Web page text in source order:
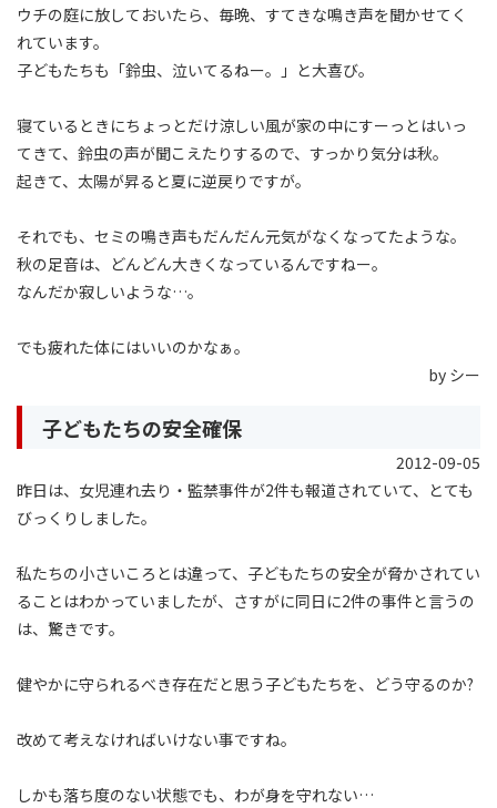
ウチの庭に放しておいたら、毎晩、すてきな鳴き声を聞かせてく
れています。
子どもたちも「鈴虫、泣いてるねー。」と大喜び。
寝ているときにちょっとだけ涼しい風が家の中にすーっとはいっ
てきて、鈴虫の声が聞こえたりするので、すっかり気分は秋。
起きて、太陽が昇ると夏に逆戻りですが。
それでも、セミの鳴き声もだんだん元気がなくなってたような。
秋の足音は、どんどん大きくなっているんですねー。
なんだか寂しいような…。
でも疲れた体にはいいのかなぁ。
by シー
子どもたちの安全確保
2012-09-05
昨日は、女児連れ去り・監禁事件が2件も報道されていて、とても
びっくりしました。
私たちの小さいころとは違って、子どもたちの安全が脅かされてい
ることはわかっていましたが、さすがに同日に2件の事件と言うの
は、驚きです。
健やかに守られるべき存在だと思う子どもたちを、どう守るのか?
改めて考えなければいけない事ですね。
しかも落ち度のない状態でも、わが身を守れない…